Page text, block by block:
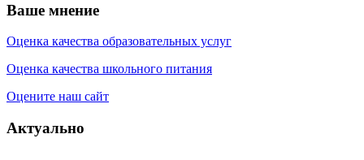
Ваше мнение
Оценка качества образовательных услуг
Оценка качества школьного питания
Оцените наш сайт
Актуально